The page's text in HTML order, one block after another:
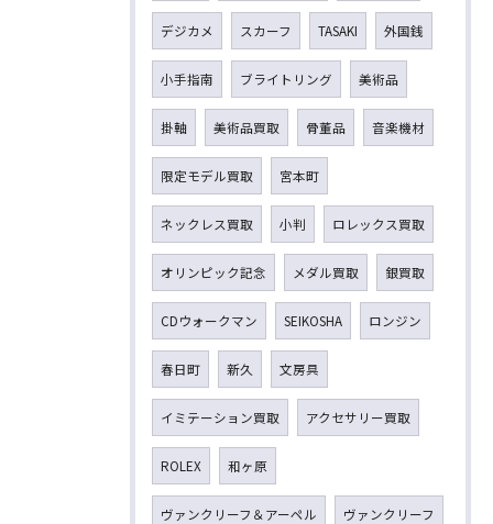
デジカメ スカーフ TASAKI 外国銭
小手指南 ブライトリング 美術品
掛軸 美術品買取 骨董品 音楽機材
限定モデル買取 宮本町
ネックレス買取 小判 ロレックス買取
オリンピック記念 メダル買取 銀買取
CDウォークマン SEIKOSHA ロンジン
春日町 新久 文房具
イミテーション買取 アクセサリー買取
ROLEX 和ヶ原
ヴァンクリーフ＆アーペル ヴァンクリーフ